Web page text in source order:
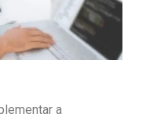
a